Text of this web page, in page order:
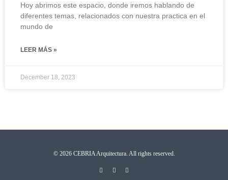
Hoy abrimos este espacio, donde iremos hablando de
diferentes temas, relacionados con nuestra practica en el
mundo de
LEER MÁS »
December 18, 2023
© 2026 CEBRIA Arquitectura. All rights reserved.